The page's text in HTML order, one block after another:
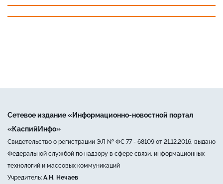
Сетевое издание «Информационно-новостной портал
«КаспийИнфо»
Свидетельство о регистрации ЭЛ № ФС 77 - 68109 от 21.12.2016, выдано
Федеральной службой по надзору в сфере связи, информационных
технологий и массовых коммуникаций
Учредитель: А.Н. Нечаев